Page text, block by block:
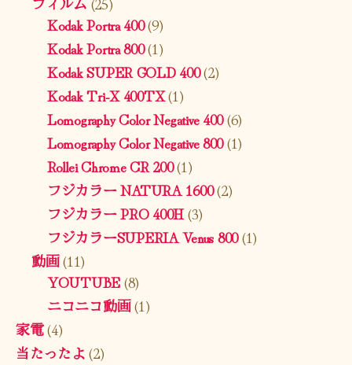
Kodak Portra 400(9)
Kodak Portra 800(1)
Kodak SUPER GOLD 400(2)
Kodak Tri-X 400TX(1)
Lomography Color Negative 400(6)
Lomography Color Negative 800(1)
Rollei Chrome CR 200(1)
フジカラー NATURA 1600(2)
フジカラー PRO 400H(3)
フジカラーSUPERIA Venus 800(1)
動画(11)
YOUTUBE(8)
ニコニコ動画(1)
家電(4)
当たったよ(2)